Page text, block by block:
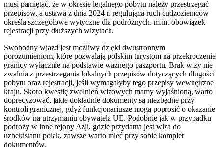
musi pamiętać, że w okresie legalnego pobytu należy przestrzegać
przepisów, a ustawa z dnia 2024 r. regulująca ruch cudzoziemców
określa szczegółowe wytyczne dla podróżnych, m.in. obowiązek
rejestracji przy dłuższych wizytach.
Swobodny wjazd jest możliwy dzięki dwustronnym
porozumieniom, które pozwalają polskim turystom na przekroczenie
granicy wyłącznie na podstawie ważnego paszportu. Brak wizy nie
zwalnia z przestrzegania lokalnych przepisów dotyczących długości
pobytu oraz rejestracji, jeśli wymagałyby tego przepisy wewnętrzne
kraju. Skoro kwestię zwolnień wizowych mamy wyjaśnioną, warto
doprecyzować, jakie dokładnie dokumenty są niezbędne przy
kontroli granicznej, gdyż funkcjonariusze mogą poprosić o okazanie
środków na utrzymaniu obywatela UE. Podobnie jak w przypadku
podróży w inne rejony Azji, gdzie przydatna jest wiza do
uzbekistanu polak, zawsze warto mieć przy sobie komplet
dokumentów.